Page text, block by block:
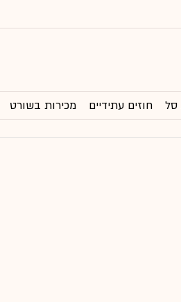
סל חוזים עתידיים מכירות בשורט